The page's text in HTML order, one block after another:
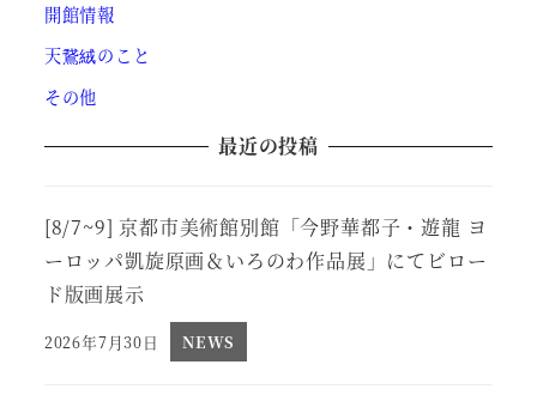
開館情報
天鵞絨のこと
その他
最近の投稿
[8/7~9] 京都市美術館別館「今野華都子・遊龍 ヨ
ーロッパ凱旋原画＆いろのわ作品展」にてビロー
ド版画展示
投稿日
2026年7月30日 NEWS